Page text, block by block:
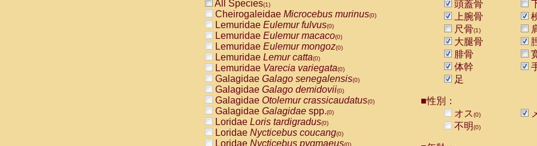
CebidaeCebus
CebidaeSaimiri boliviensis(0)
CebidaeSaimiri sciureus(0)
AtelidaeAlouatta caraya(0)
AtelidaeAlouatta fusca(0)
AtelidaeAlouatta seniculus
AtelidaeAlouattaspp.(0)
AtelidaeAteles belzebuth(0)
AtelidaeAteles geoffroyi(0)
AtelidaeAteles paniscus(0)
AtelidaeAtelesspp.(0)
Atelidae Lagothrix lagothricha
AtelidaeLagothrix lagothricha cana
PitheciidaeCacajao calvus rubicundus
All Species(1)
Cheirogaleidae Microcebus murinus(0)
Lemuridae Eulemur fulvus(0)
Lemuridae Eulemur macaco(0)
Lemuridae Eulemur mongoz(0)
Lemuridae Lemur catta(0)
Lemuridae Varecia variegata(0)
Galagidae Galago senegalensis(0)
Galagidae Galago demidovii(0)
Galagidae Otolemur crassicaudatus(0)
Galagidae Galagidae spp.(0)
Loridae Loris tardigradus(0)
Loridae Nycticebus coucang(0)
Loridae Nycticebus pygmaeus(0)
頭蓋骨
上腕骨
尺骨(1)
大腿骨
腓骨
体幹
足
■性別：
オス(0)
不明(0)